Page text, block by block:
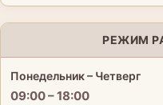
РЕЖИМ
Понедельник – Четверг
09:00 – 18:00